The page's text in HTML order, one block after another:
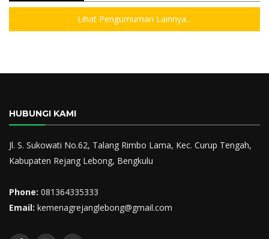
Lihat Pengumuman Lainnya...
HUBUNGI KAMI
Jl. S. Sukowati No.62, Talang Rimbo Lama, Kec. Curup Tengah,
Kabupaten Rejang Lebong, Bengkulu
Phone: 081364335333
Email: kemenagrejanglebong@gmail.com